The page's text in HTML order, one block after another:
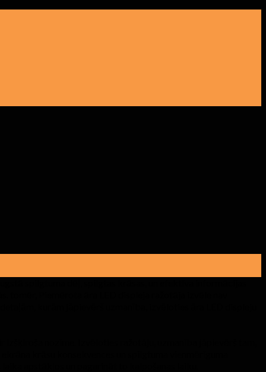
spilgtuma dēļ, spilgtas krāsas, un efektīva informācijas
tomēr, Piemērota āra LED displeja ražotāja izvēle nav
nozīme. Izvēloties ražotāju, uzmanība jāpievērš tam,
krāsu konsekvences un spilgtuma vienmērīguma
apstākļos un pagarināt to kalpošanas laiku.